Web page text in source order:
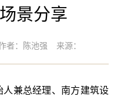
景分享
者：陈池强 来源：
兼总经理、南方建筑设